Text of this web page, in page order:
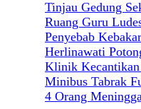
Tinjau Gedung
Ruang Guru
Penyebab
Herlinawati
Klinik Kecantikan
Minibus Tabrak
4 Orang